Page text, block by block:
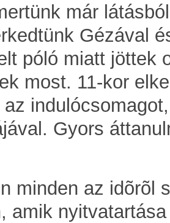
már
Gézával
póló miatt jöttek
most. 11-kor
Gyors
minden az idõrõl
amik